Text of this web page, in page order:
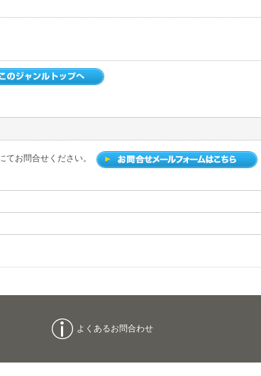
お問合せください。
よくあるお問合わせ